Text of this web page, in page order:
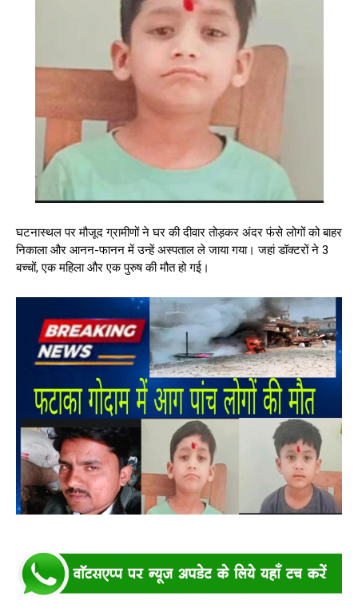
घटनास्थल पर मौजूद ग्रामीणों ने घर की दीवार तोड़कर अंदर फंसे लोगों को बाहर
निकाला और आनन-फानन में उन्हें अस्पताल ले जाया गया। जहां डॉक्टरों ने 3
बच्चों, एक महिला और एक पुरुष की मौत हो गई।